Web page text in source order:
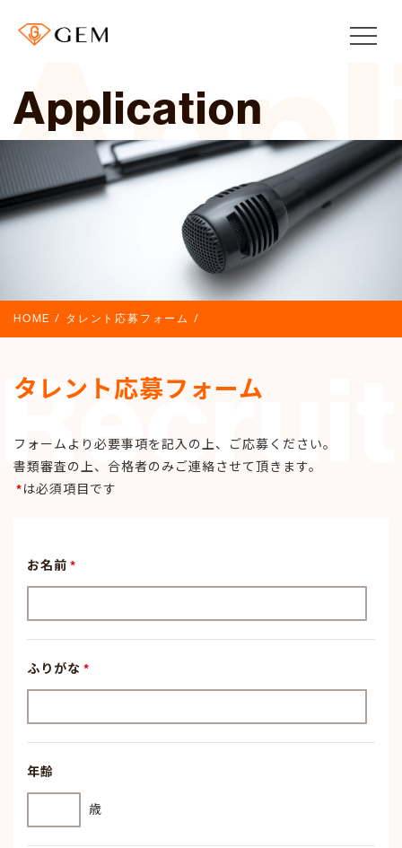
Application
HOME タレント応募フォーム
タレント応募フォーム
フォームより必要事項を記入の上、ご応募ください。
書類審査の上、合格者のみご連絡させて頂きます。
*は必須項目です
お名前 *
ふりがな *
年齢
歳
Recruit